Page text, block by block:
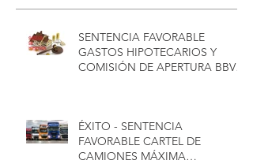
SENTENCIA FAVORABLE
GASTOS HIPOTECARIOS Y
COMISIÓN DE APERTURA BBVA
ÉXITO - SENTENCIA
FAVORABLE CARTEL DE
CAMIONES MÁXIMA